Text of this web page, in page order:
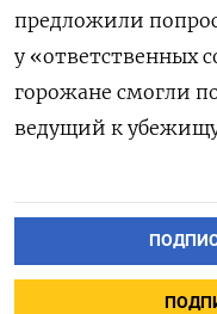
предложили
у «ответственных
горожане смогли
ведущий к